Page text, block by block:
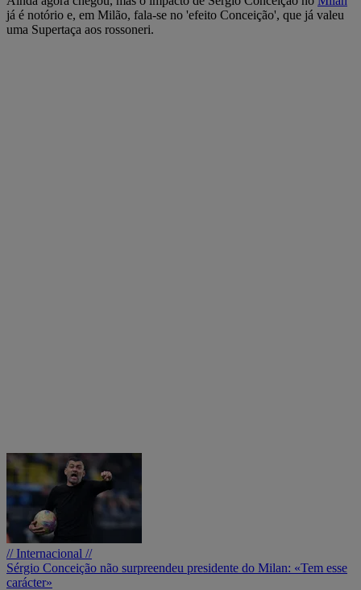
já é notório e, em Milão, fala-se no 'efeito Conceição', que já valeu
uma Supertaça aos rossoneri.
// Internacional //
Sérgio Conceição não surpreendeu presidente do Milan: «Tem esse
carácter»